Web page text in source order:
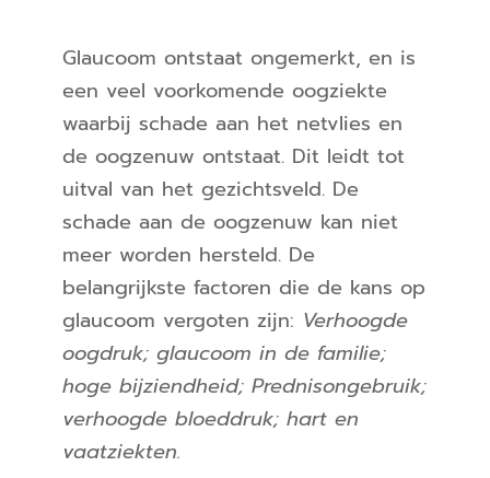
Glaucoom ontstaat ongemerkt, en is
een veel voorkomende oogziekte
waarbij schade aan het netvlies en
de oogzenuw ontstaat. Dit leidt tot
uitval van het gezichtsveld. De
schade aan de oogzenuw kan niet
meer worden hersteld. De
belangrijkste factoren die de kans op
glaucoom vergoten zijn: Verhoogde
oogdruk; glaucoom in de familie;
hoge bijziendheid; Prednisongebruik;
verhoogde bloeddruk; hart en
vaatziekten.